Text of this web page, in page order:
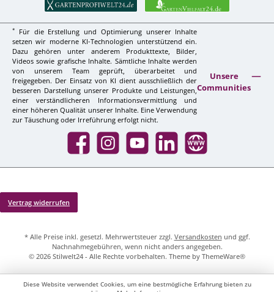
*
Für die Erstellung und Optimierung unserer Inhalte
setzen wir moderne KI-Technologien unterstützend ein.
Dazu gehören unter anderem Produkttexte, Bilder,
Videos sowie grafische Inhalte. Sämtliche Inhalte werden
von unserem Team geprüft, überarbeitet und
freigegeben. Der Einsatz von KI dient ausschließlich der
besseren Darstellung unserer Produkte und Leistungen,
einer verständlicheren Informationsvermittlung und
einer höheren Qualität unserer Inhalte. Eine Verwendung
zur Täuschung oder Irreführung erfolgt nicht.
Unsere
Communities
Facebook InstagramYouTube LinkedIn Website
Vertrag widerrufen
* Alle Preise inkl. gesetzl. Mehrwertsteuer zzgl. Versandkosten und ggf.
Nachnahmegebühren, wenn nicht anders angegeben.
© 2026 Stilwelt24 - Alle Rechte vorbehalten. Theme by ThemeWare®
Diese Website verwendet Cookies, um eine bestmögliche Erfahrung bieten zu